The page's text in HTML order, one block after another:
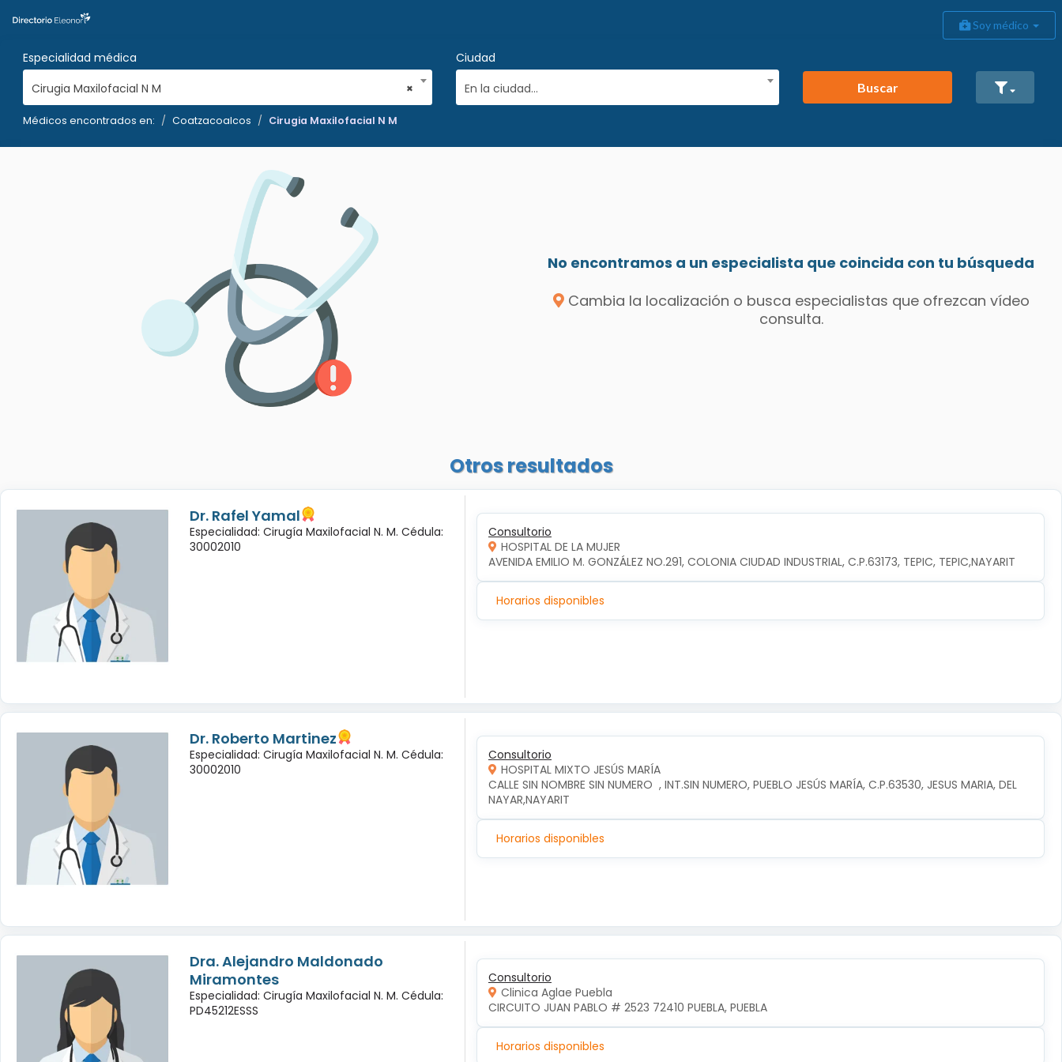
Soy médico
Especialidad médica
×
Cirugia Maxilofacial N M
Ciudad
En la ciudad...
Buscar
Médicos encontrados en: Coatzacoalcos Cirugia Maxilofacial N M
No encontramos a un especialista que coincida con tu búsqueda
Cambia la localización o busca especialistas que ofrezcan vídeo
consulta.
Otros resultados
Dr. Rafel Yamal
Especialidad: Cirugía Maxilofacial N. M. Cédula:
30002010
Consultorio
HOSPITAL DE LA MUJER
AVENIDA EMILIO M. GONZÁLEZ NO.291, COLONIA CIUDAD INDUSTRIAL, C.P.63173, TEPIC, TEPIC,NAYARIT
Horarios disponibles
Dr. Roberto Martinez
Especialidad: Cirugía Maxilofacial N. M. Cédula:
30002010
Consultorio
HOSPITAL MIXTO JESÚS MARÍA
CALLE SIN NOMBRE SIN NUMERO  , INT.SIN NUMERO, PUEBLO JESÚS MARÍA, C.P.63530, JESUS MARIA, DEL
NAYAR,NAYARIT
Horarios disponibles
Dra. Alejandro Maldonado
Miramontes
Especialidad: Cirugía Maxilofacial N. M. Cédula:
PD45212ESSS
Consultorio
Clinica Aglae Puebla
CIRCUITO JUAN PABLO # 2523 72410 PUEBLA, PUEBLA
Horarios disponibles